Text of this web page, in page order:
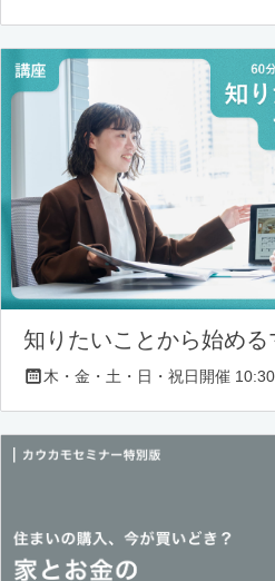
知りたいことから始め